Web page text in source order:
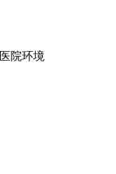
医院环境